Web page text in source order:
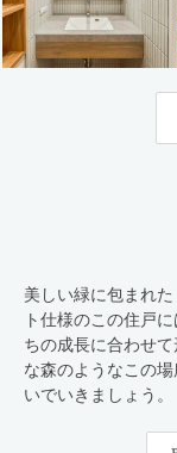
美しい緑に包まれ
ト仕様のこの住戸
ちの成長に合わせ
な森のようなこの
いでいきましょう。